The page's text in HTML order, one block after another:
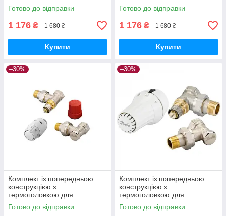
Danfoss
Готово до відправки
1 176 ₴ 1 680 ₴
Купити
Danfoss
Готово до відправки
1 176 ₴ 1 680 ₴
Купити
–30%
Комплект із попередньою
конструкцією з
термоголовкою для
під'єднання радіатора 1/2"
кутовий 013G2219 Danfoss
Готово до відправки
–30%
Комплект із попередньою
конструкцією з
термоголовкою для
під'єднання радіатора 1/2"
кутовий 013G5173 Danfoss
Готово до відправки